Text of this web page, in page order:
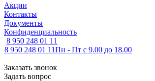
Акции
Контакты
Документы
Конфиденциальность
8 950 248 01 11
8 950 248 01 11Пн - Пт с 9.00 до 18.00
Заказать звонок
Задать вопрос